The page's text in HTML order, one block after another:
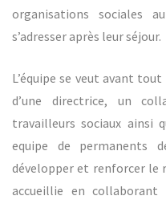
organisations sociales
s’adresser après leur séjour.
L’équipe se veut avant
d’une directrice, un
travailleurs sociaux ainsi
equipe de permanents
développer et renforcer le
accueillie en collaborant